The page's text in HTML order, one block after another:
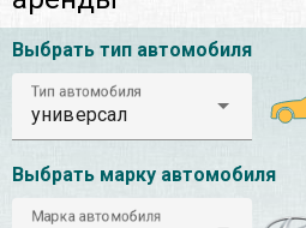
Выбрать тип автомобиля
Тип автомобиля
универсал
Выбрать марку автомобиля
Марка автомобиля